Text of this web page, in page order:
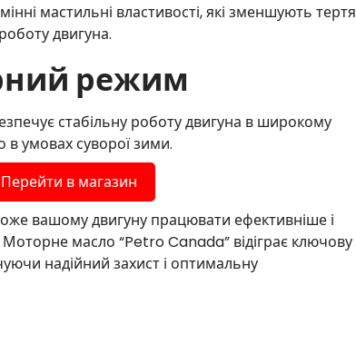
мастильні властивості, які зменшують тертя
двигуна.
режим
стабільну роботу двигуна в широкому
в умовах суворої зими.
Перейти в магазин
вашому двигуну працювати ефективніше і
масло “Petro Canada” відіграє ключову
надійний захист і оптимальну